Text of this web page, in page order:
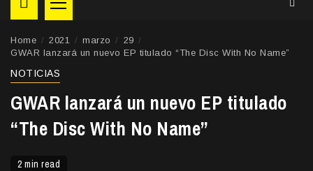
Primary
Menu
Home 2021 marzo
29
GWAR lanzará un nuevo EP titulado “The Disc With No Name”
NOTICIAS
GWAR lanzará un nuevo EP titulado
“The Disc With No Name”
2 min read